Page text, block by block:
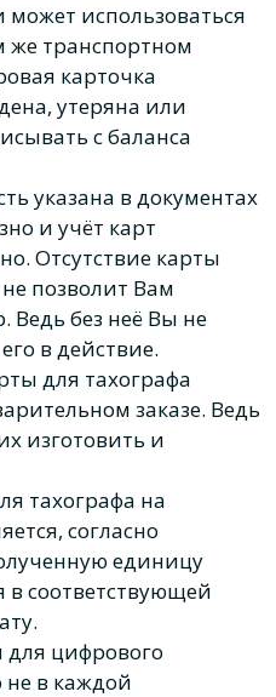
использоваться
же транспортном
карточка
утеряна или
с баланса
указана в документах
и учёт карт
Отсутствие карты
позволит Вам
Ведь без неё Вы не
в действие.
для тахографа
заказе. Ведь
изготовить и
тахографа на
согласно
единицу
в соответствующей
для цифрового
не в каждой